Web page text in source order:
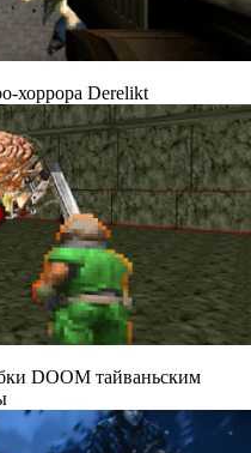
хоррора Derelikt
DOOM тайваньским